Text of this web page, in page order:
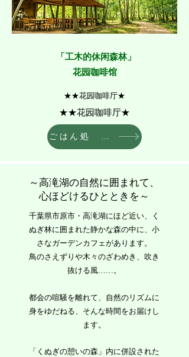
​ 「工木的休闲森林」
花园咖啡馆
★★​​花园咖啡厅★
★★​​花园咖啡厅★
ごはん処 ぞうのめぐみ予約
～高滝湖の自然に囲まれて、
心ほどけるひとときを～
千葉県市原市・高滝湖にほど近い、く
ぬぎ林に囲まれた静かな森の中に、小
さなガーデンカフェがあります。
鳥のさえずりや木々のざわめき、吹き
抜ける風……。
都会の喧騒を離れて、自然のリズムに
身をゆだねる、そんな時間をお届けし
ます。
「くぬぎの憩いの森」内に併設された